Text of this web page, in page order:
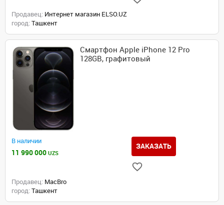
Продавец: Интернет магазин ELSO.UZ
город: Ташкент
Смартфон Apple iPhone 12 Pro
128GB, графитовый
В наличии
11 990 000 UZS
ЗАКАЗАТЬ
Продавец: MacBro
город: Ташкент